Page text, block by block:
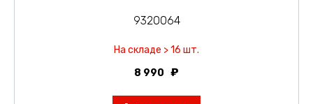
9320064
На складе > 16 шт.
8 990